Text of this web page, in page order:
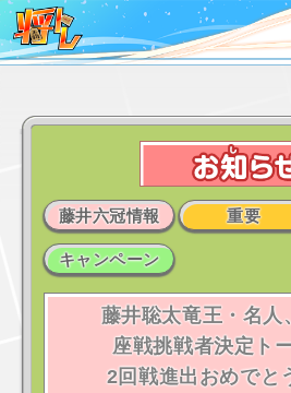
藤井六冠情報 重要
キャンペーン
藤井聡太竜王・名人
座戦挑戦者決定ト
2回戦進出おめでと